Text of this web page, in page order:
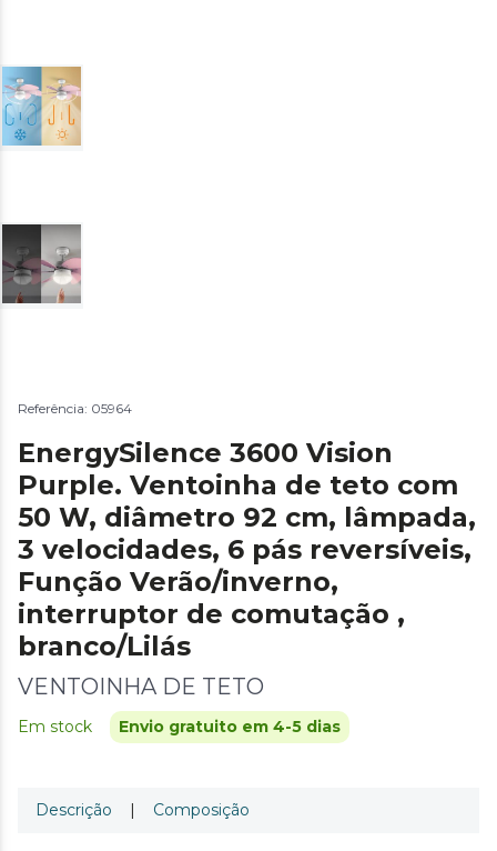
Referência: 05964
EnergySilence 3600 Vision
Purple. Ventoinha de teto com
50 W, diâmetro 92 cm, lâmpada,
3 velocidades, 6 pás reversíveis,
Função Verão/inverno,
interruptor de comutação ,
branco/Lilás
VENTOINHA DE TETO
Em stock Envio gratuito em 4-5 dias
Descrição | Composição